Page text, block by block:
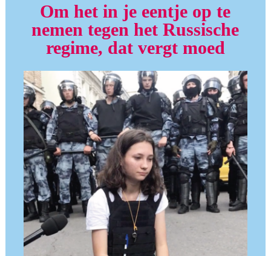
Om het in je eentje op te
nemen tegen het Russische
regime, dat vergt moed